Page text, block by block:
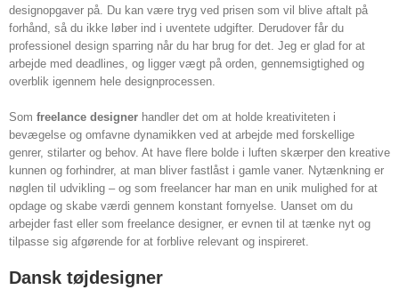
designopgaver på. Du kan være tryg ved prisen som vil blive aftalt på
forhånd, så du ikke løber ind i uventete udgifter. Derudover får du
professionel design sparring når du har brug for det. Jeg er glad for at
arbejde med deadlines, og ligger vægt på orden, gennemsigtighed og
overblik igennem hele designprocessen.
Som freelance designer handler det om at holde kreativiteten i
bevægelse og omfavne dynamikken ved at arbejde med forskellige
genrer, stilarter og behov. At have flere bolde i luften skærper den kreative
kunnen og forhindrer, at man bliver fastlåst i gamle vaner. Nytænkning er
nøglen til udvikling – og som freelancer har man en unik mulighed for at
opdage og skabe værdi gennem konstant fornyelse. Uanset om du
arbejder fast eller som freelance designer, er evnen til at tænke nyt og
tilpasse sig afgørende for at forblive relevant og inspireret.
Dansk tøjdesigner